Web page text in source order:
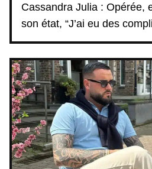
Cassandra Julia : Opérée,
son état, “J’ai eu des